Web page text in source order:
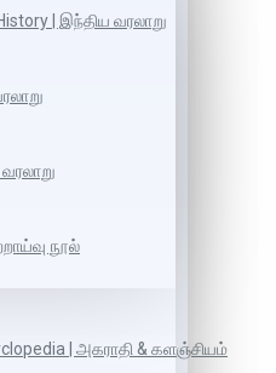
| இந்திய வரலாறு
நூல்
| அகராதி & களஞ்சியம்